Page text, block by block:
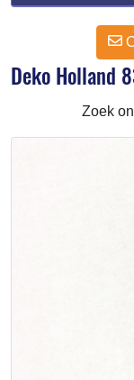
Deko Holland
Zoek